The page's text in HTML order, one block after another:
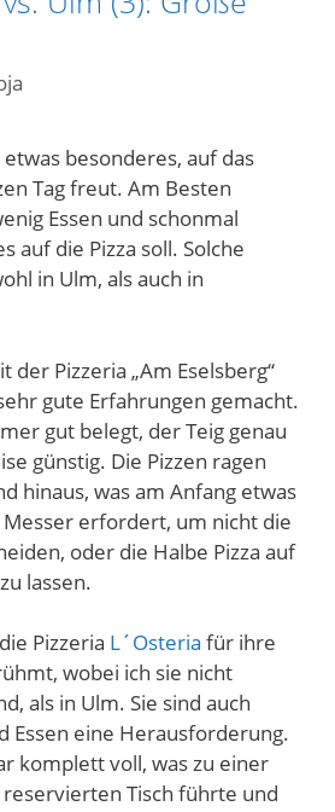
besonderes, auf das
Tag freut. Am Besten
Essen und schonmal
auf die Pizza soll. Solche
in Ulm, als auch in
der Pizzeria „Am Eselsberg“
gute Erfahrungen gemacht.
gut belegt, der Teig genau
günstig. Die Pizzen ragen
hinaus, was am Anfang etwas
erfordert, um nicht die
oder die Halbe Pizza auf
lassen.
Pizzeria L´Osteria für ihre
wobei ich sie nicht
als in Ulm. Sie sind auch
Essen eine Herausforderung.
komplett voll, was zu einer
Tisch führte und